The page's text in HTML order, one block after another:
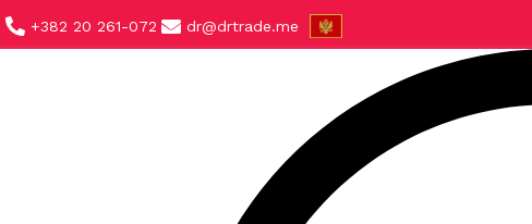
+382 20 261-072 dr@drtrade.me